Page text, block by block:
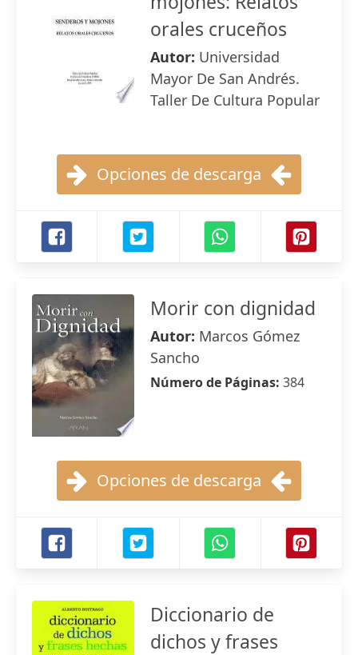
orales cruceños
Autor: Universidad
Mayor De San Andrés.
Taller De Cultura Popular
Opciones de descarga
Morir con dignidad
Autor: Marcos Gómez
Sancho
Número de Páginas: 384
Opciones de descarga
Diccionario de
dichos y frases